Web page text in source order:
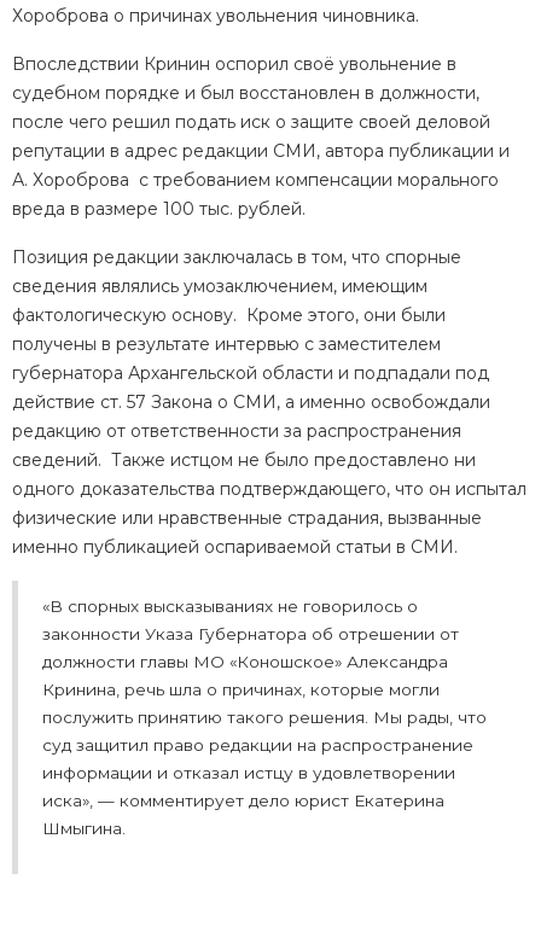
Хороброва о причинах увольнения чиновника.
Впоследствии Кринин оспорил своё увольнение в
судебном порядке и был восстановлен в должности,
после чего решил подать иск о защите своей деловой
репутации в адрес редакции СМИ, автора публикации и
А. Хороброва с требованием компенсации морального
вреда в размере 100 тыс. рублей.
Позиция редакции заключалась в том, что спорные
сведения являлись умозаключением, имеющим
фактологическую основу. Кроме этого, они были
получены в результате интервью с заместителем
губернатора Архангельской области и подпадали под
действие ст. 57 Закона о СМИ, а именно освобождали
редакцию от ответственности за распространения
сведений. Также истцом не было предоставлено ни
одного доказательства подтверждающего, что он испытал
физические или нравственные страдания, вызванные
именно публикацией оспариваемой статьи в СМИ.
«В спорных высказываниях не говорилось о
законности Указа Губернатора об отрешении от
должности главы МО «Коношское» Александра
Кринина, речь шла о причинах, которые могли
послужить принятию такого решения. Мы рады, что
суд защитил право редакции на распространение
информации и отказал истцу в удовлетворении
иска», — комментирует дело юрист Екатерина
Шмыгина.